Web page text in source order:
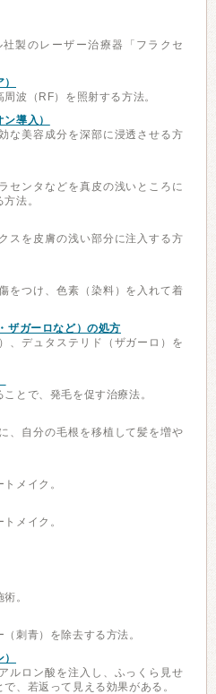
製のレーザー治療器「フラクセ
波（RF）を照射する方法。
導入）
な美容成分を深部に浸透させる方
センタなどを真皮の浅いところに
法。
スを皮膚の浅い部分に注入する方
をつけ、色素（染料）を入れて着
ザガーロなど）の処方
、デュタステリド（ザガーロ）を
とで、発毛を促す治療法。
、自分の毛根を移植して髪を増や
メイク。
メイク。
。
刺青）を除去する方法。
ルロン酸を注入し、ふっくら見せ
、若返って見える効果がある。